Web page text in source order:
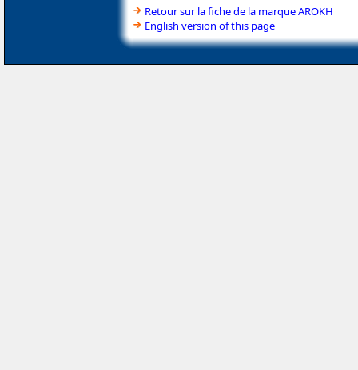
Retour sur la fiche de la marque AROKH
English version of this page